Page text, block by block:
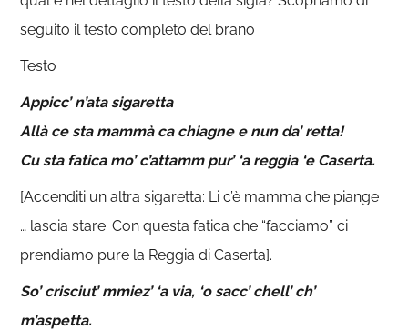
seguito il testo completo del brano
Testo
Appicc’ n’ata sigaretta
Allà ce sta mammà ca chiagne e nun da’ retta!
Cu sta fatica mo’ c’attamm pur’ ‘a reggia ‘e Caserta.
[Accenditi un altra sigaretta: Li c’è mamma che piange
… lascia stare: Con questa fatica che “facciamo” ci
prendiamo pure la Reggia di Caserta].
So’ crisciut’ mmiez’ ‘a via, ‘o sacc’ chell’ ch’
m’aspetta.